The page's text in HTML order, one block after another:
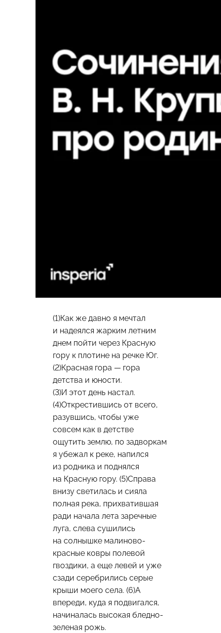
(1)Как же давно я мечтал
и надеялся жарким летним
днем пойти через Красную
гору к плотине на речке Юг.
(2)Красная гора — гора
детства и юности.
(3)И этот день настал.
(4)Открестившись от всего,
разувшись, чтобы уже
совсем как в детстве
ощутить землю, по задворкам
я убежал к реке, напился
из родника и поднялся
на Красную гору. (5)Справа
внизу светилась и сияла
полная река, прихватившая
ради начала лета заречные
луга, слева сушились
на солнышке малиново-
красные ковры полевой
гвоздики, а еще левей и уже
сзади серебрились серые
крыши моего села. (6)А
впереди, куда я подвигался,
начиналась высокая бледно-
зеленая рожь.